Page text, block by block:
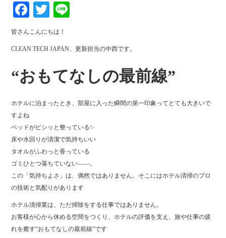
Fa
ce
bo
T
wi
tte
皆さんこんにちは！
CLEAN TECH JAPAN、更新担当の中西です。
“おもてなしの最前線”
ホテルに泊まったとき、部屋に入った瞬間の第一印象ってとても大きいで
すよね
ベッドがピシッと整っている️✨
床や水回りが清潔で気持ちいい
タオルがふわっと香っている
ゴミひとつ落ちていない――。
この「気持ちよさ」は、偶然ではありません。そこにはホテル清掃のプロ
の技術と気配りがあります
ホテル清掃業は、ただ掃除をする仕事ではありません。
お客様が心から休める空間をつくり、ホテルの評価を支え、旅や仕事の疲
れを癒す“おもてなしの最前線”です